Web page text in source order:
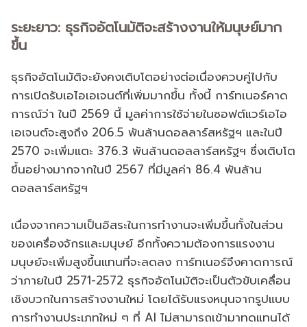
ระยะยาว: ธุรกิจอัตโนมัติจะสร้างงานให้มนุษย์มาก
ขึ้น
ธุรกิจอัตโนมัติจะยังคงเติบโตอย่างต่อเนื่องควบคู่ไปกับ
การเปิดรับเอไอเอเจนต์ที่เพิ่มมากขึ้น ทั้งนี้ การ์ทเนอร์คาด
การณ์ว่า ในปี 2569 นี้ มูลค่าการใช้จ่ายในซอฟต์แวร์เอไอ
เอเจนต์จะสูงถึง 206.5 พันล้านดอลลาร์สหรัฐฯ และในปี
2570 จะเพิ่มแตะ 376.3 พันล้านดอลลาร์สหรัฐฯ ซึ่งเติบโต
ขึ้นอย่างมากจากในปี 2567 ที่มีมูลค่า 86.4 พันล้าน
ดอลลาร์สหรัฐฯ
เนื่องจากความเป็นอิสระในการทำงานจะเพิ่มขึ้นทั้งในส่วน
ของเครื่องจักรและมนุษย์ อีกทั้งความต้องการแรงงาน
มนุษย์จะเพิ่มสูงขึ้นแทนที่จะลดลง การ์ทเนอร์จึงคาดการณ์
ว่าภายในปี 2571-2572 ธุรกิจอัตโนมัติจะเป็นตัวขับเคลื่อน
เชิงบวกในการสร้างงานใหม่ โดยได้รับแรงหนุนจากรูปแบบ
การทำงานประเภทใหม่ ๆ ที่ AI ไม่สามารถเข้ามาทดแทนได้